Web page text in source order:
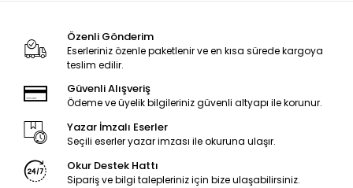
Özenli Gönderim
Eserleriniz özenle paketlenir ve en kısa sürede kargoya
teslim edilir.
Güvenli Alışveriş
Ödeme ve üyelik bilgileriniz güvenli altyapı ile korunur.
Yazar İmzalı Eserler
Seçili eserler yazar imzası ile okuruna ulaşır.
Okur Destek Hattı
Sipariş ve bilgi talepleriniz için bize ulaşabilirsiniz.